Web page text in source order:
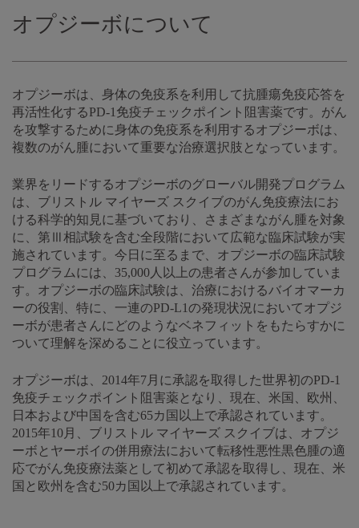
オプジーボについて
オプジーボは、身体の免疫系を利用して抗腫瘍免疫応答を
再活性化するPD-1免疫チェックポイント阻害薬です。がん
を攻撃するために身体の免疫系を利用するオプジーボは、
複数のがん腫において重要な治療選択肢となっています。
業界をリードするオプジーボのグローバル開発プログラム
は、ブリストル マイヤーズ スクイブのがん免疫療法にお
ける科学的知見に基づいており、さまざまながん腫を対象
に、第Ⅲ相試験を含む全段階において広範な臨床試験が実
施されています。今日に至るまで、オプジーボの臨床試験
プログラムには、35,000人以上の患者さんが参加していま
す。オプジーボの臨床試験は、治療におけるバイオマーカ
ーの役割、特に、一連のPD-L1の発現状況においてオプジ
ーボが患者さんにどのようなベネフィットをもたらすかに
ついて理解を深めることに役立っています。
オプジーボは、2014年7月に承認を取得した世界初のPD-1
免疫チェックポイント阻害薬となり、現在、米国、欧州、
日本および中国を含む65カ国以上で承認されています。
2015年10月、ブリストル マイヤーズ スクイブは、オプジ
ーボとヤーボイの併用療法において転移性悪性黒色腫の適
応でがん免疫療法薬として初めて承認を取得し、現在、米
国と欧州を含む50カ国以上で承認されています。